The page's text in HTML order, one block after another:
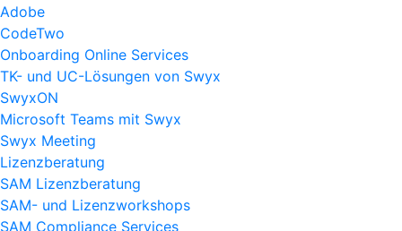
Adobe
CodeTwo
Onboarding Online Services
TK- und UC-Lösungen von Swyx
SwyxON
Microsoft Teams mit Swyx
Swyx Meeting
Lizenzberatung
SAM Lizenzberatung
SAM- und Lizenzworkshops
SAM Compliance Services